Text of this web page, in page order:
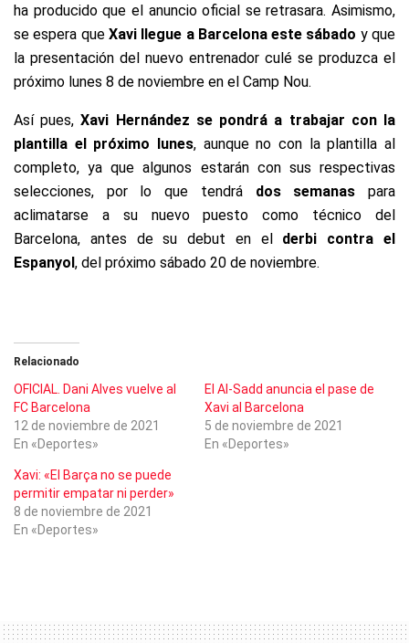
ha producido que el anuncio oficial se retrasara. Asimismo,
se espera que Xavi llegue a Barcelona este sábado y que
la presentación del nuevo entrenador culé se produzca el
próximo lunes 8 de noviembre en el Camp Nou.
Así pues,Xavi Hernández se pondrá a trabajar con la
plantilla el próximo lunes, aunque no con la plantilla al
completo, ya que algunos estarán con sus respectivas
selecciones, por lo que tendrá dos semanaspara
aclimatarse a su nuevo puesto como técnico del
Barcelona, antes de su debut en el derbi contra el
Espanyol, del próximo sábado 20 de noviembre.
Relacionado
OFICIAL. Dani Alves vuelve al
FC Barcelona
12 de noviembre de 2021
En «Deportes»
El Al-Sadd anuncia el pase de
Xavi al Barcelona
5 de noviembre de 2021
En «Deportes»
Xavi: «El Barça no se puede
permitir empatar ni perder»
8 de noviembre de 2021
En «Deportes»